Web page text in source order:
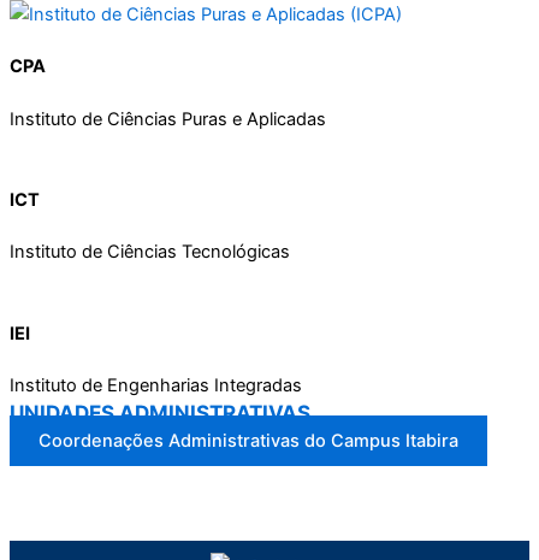
CPA
Instituto de Ciências Puras e Aplicadas
ICT
Instituto de Ciências Tecnológicas
IEI
Instituto de Engenharias Integradas
UNIDADES ADMINISTRATIVAS
Coordenações Administrativas do Campus Itabira